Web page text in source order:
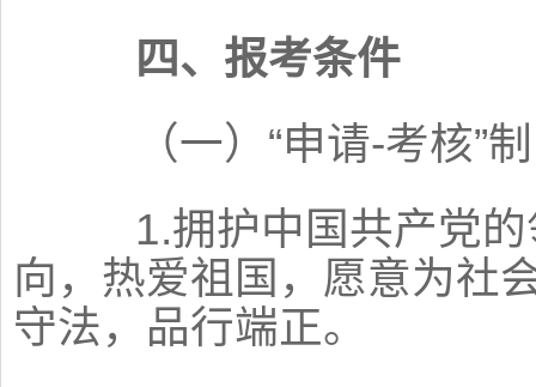
四、报考条件
（一）“申请-考核”制
1.拥护中国共产党的
向，热爱祖国，愿意为社
守法，品行端正。